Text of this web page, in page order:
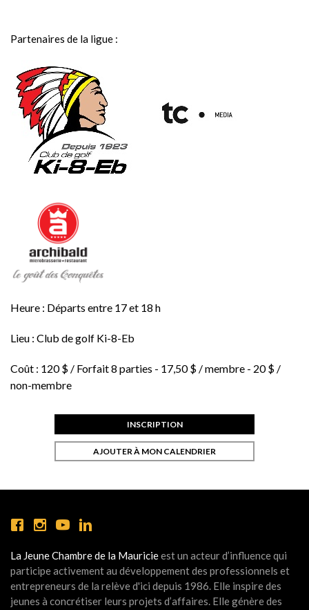
Partenaires de la ligue :
Heure : Départs entre 17 et 18 h
Lieu : Club de golf Ki-8-Eb
Coût : 120 $ / Forfait 8 parties - 17,50 $ / membre - 20 $ /
non-membre
INSCRIPTION
AJOUTER À MON CALENDRIER
La Jeune Chambre de la Mauricieest un acteur d’influence qui
participe activement au développement des professionnels et
entrepreneurs de la relève d'ici depuis 1986. Elle inspire des
jeunes à concrétiser leurs projets d’affaires. Elle génère des